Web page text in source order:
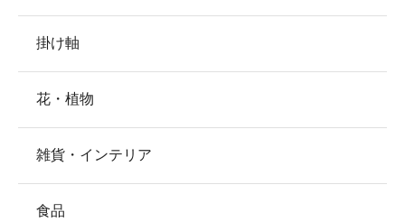
掛け軸
花・植物
雑貨・インテリア
食品